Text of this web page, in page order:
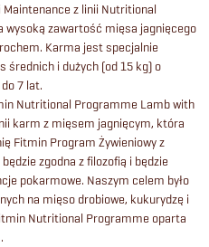
z linii Nutritional
wysoką zawartość mięsa jagnięcego
Karma jest specjalnie
średnich i dużych (od 15 kg) o
7 lat.
Nutritional Programme Lamb with
karm z mięsem jagnięcym, która
Fitmin Program Żywieniowy z
zgodna z filozofią i będzie
pokarmowe. Naszym celem było
na mięso drobiowe, kukurydzę i
Nutritional Programme oparta